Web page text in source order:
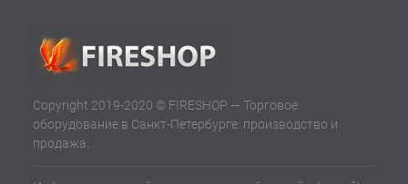
Copyright 2019-2020 © FIRESHOP — Торговое
оборудование в Санкт-Петербурге: производство и
продажа.